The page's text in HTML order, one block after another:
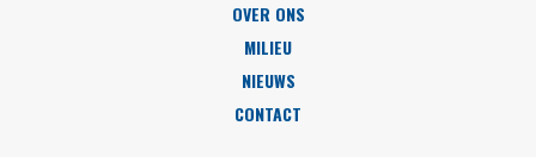
OVER ONS
MILIEU
NIEUWS
CONTACT